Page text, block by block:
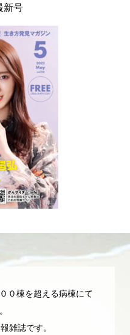
新号
０棟を超える病棟にて
雑誌です。